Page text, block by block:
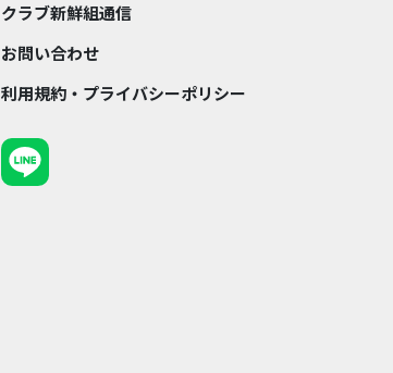
クラブ新鮮組通信
お問い合わせ
利用規約・プライバシーポリシー